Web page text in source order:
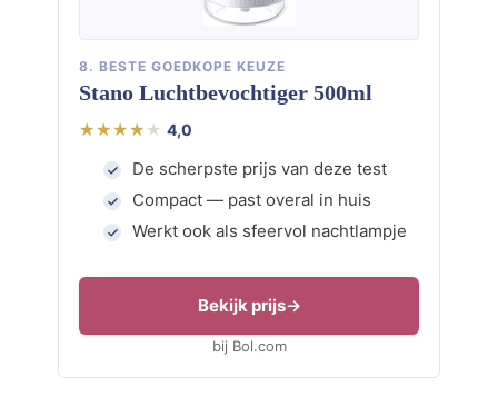
8. BESTE GOEDKOPE KEUZE
Stano Luchtbevochtiger 500ml
4,0
De scherpste prijs van deze test
Compact — past overal in huis
Werkt ook als sfeervol nachtlampje
Bekijk prijs
bij Bol.com